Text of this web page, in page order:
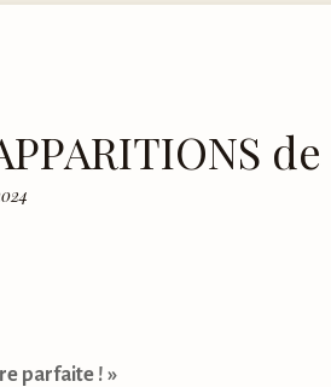
parfaite ! »